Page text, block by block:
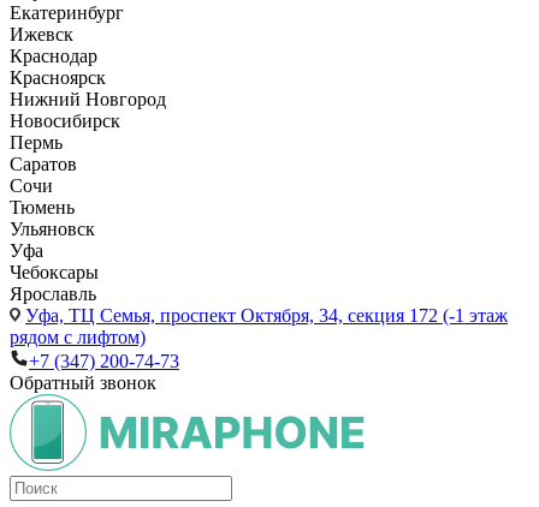
Екатеринбург
Ижевск
Краснодар
Красноярск
Нижний Новгород
Новосибирск
Пермь
Саратов
Сочи
Тюмень
Ульяновск
Уфа
Чебоксары
Ярославль
Уфа, ТЦ Семья, проспект Октября, 34, секция 172 (-1 этаж
рядом с лифтом)
+7 (347) 200-74-73
Обратный звонок